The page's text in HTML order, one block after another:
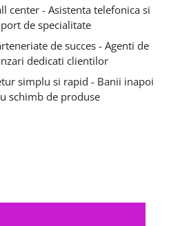
center - Asistenta telefonica si
de specialitate
de succes - Agenti de
dedicati clientilor
simplu si rapid - Banii inapoi
schimb de produse